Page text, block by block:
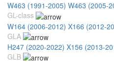
W463 (1991-2005) W463 (2005-
GL-class
W164 (2006-2012) X166 (2012-
GLA
H247 (2020-2022) X156 (2013-
GLB